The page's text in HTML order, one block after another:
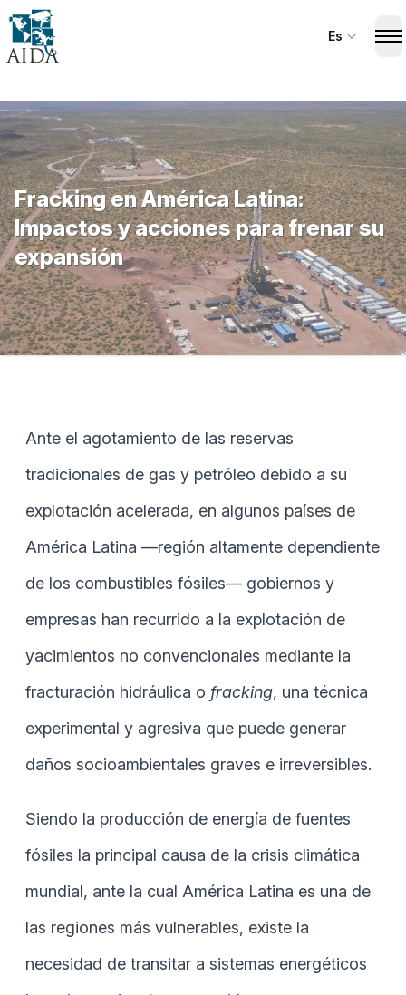
Skip
main
Es
Fracking en América Latina:
Impactos y acciones para frenar su
expansión
Ante el agotamiento de las reservas
tradicionales de gas y petróleo debido a su
explotación acelerada, en algunos países de
América Latina —región altamente dependiente
de los combustibles fósiles— gobiernos y
empresas han recurrido a la explotación de
yacimientos no convencionales mediante la
fracturación hidráulica o fracking, una técnica
experimental y agresiva que puede generar
daños socioambientales graves e irreversibles.
Siendo la producción de energía de fuentes
fósiles la principal causa de la crisis climática
mundial, ante la cual América Latina es una de
las regiones más vulnerables, existe la
necesidad de transitar a sistemas energéticos